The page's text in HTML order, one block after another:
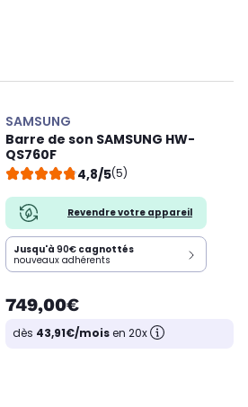
SAMSUNG
Barre de son SAMSUNG HW-
QS760F
4,8/5(5)
Revendre votre appareil
Jusqu'à 90€ cagnottés
nouveaux adhérents
749,00€
dès 43,91€/moisen 20x